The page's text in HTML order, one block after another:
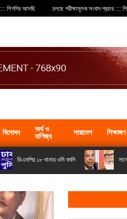
শিগগির আসছি চলছে পরীক্ষামূলক সংবাদ প্রচার ::::
বিনোদন
অর্থ ও
বাণিজ্য
সারাদেশ শিক্ষাঙ্গণ
ডিএমপির ১৮ থানার ওসি বদলি